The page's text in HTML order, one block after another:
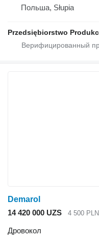
Польша, Słupia
Demarol
14 420 000 UZS
4 500 PLN
Дровокол